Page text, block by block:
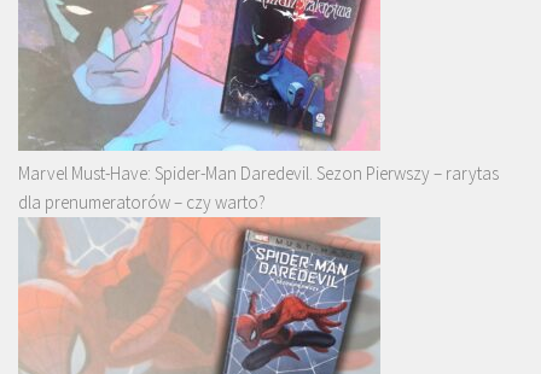
Marvel Must-Have: Spider-Man Daredevil. Sezon Pierwszy – rarytas
dla prenumeratorów – czy warto?